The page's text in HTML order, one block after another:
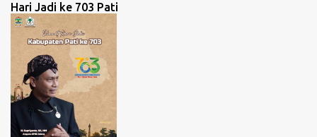
Hari Jadi ke 703 Pati